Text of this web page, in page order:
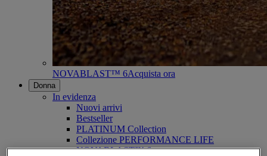
NOVABLAST™ 6Acquista ora
Donna
In evidenza
Nuovi arrivi
Bestseller
PLATINUM Collection
Collezione PERFORMANCE LIFE
NOVABLAST™ 6